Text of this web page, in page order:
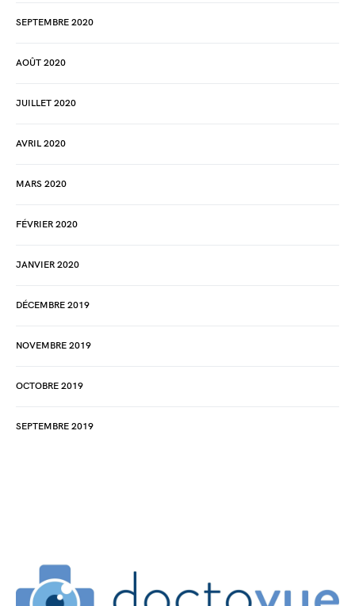
SEPTEMBRE 2020
AOÛT 2020
JUILLET 2020
AVRIL 2020
MARS 2020
FÉVRIER 2020
JANVIER 2020
DÉCEMBRE 2019
NOVEMBRE 2019
OCTOBRE 2019
SEPTEMBRE 2019